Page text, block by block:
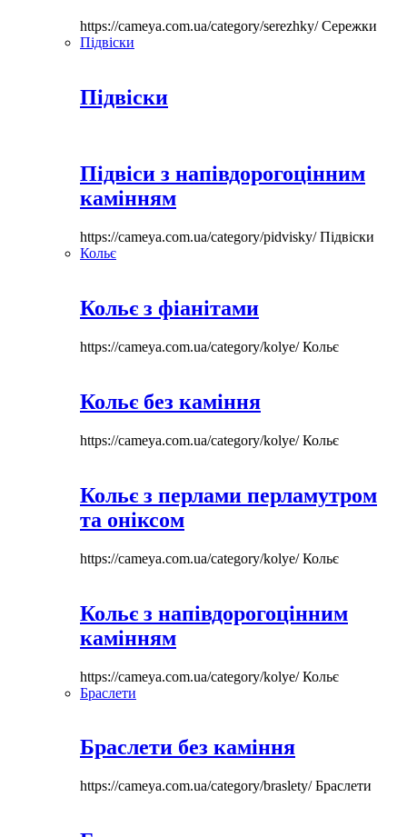
https://cameya.com.ua/category/serezhky/Сережки
Підвіски
Підвіски
Підвіси з напівдорогоцінним
камінням
https://cameya.com.ua/category/pidvisky/Підвіски
Кольє
Кольє з фіанітами
https://cameya.com.ua/category/kolye/Кольє
Кольє без каміння
https://cameya.com.ua/category/kolye/Кольє
Кольє з перлами перламутром
та оніксом
https://cameya.com.ua/category/kolye/Кольє
Кольє з напівдорогоцінним
камінням
https://cameya.com.ua/category/kolye/Кольє
Браслети
Браслети без каміння
https://cameya.com.ua/category/braslety/Браслети